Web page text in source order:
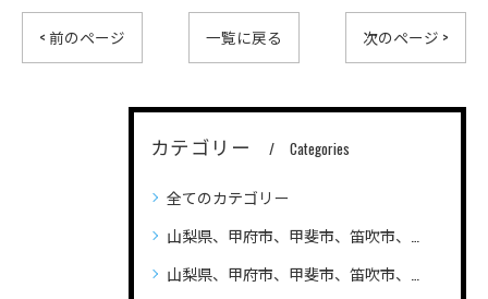
< 前のページ 一覧に戻る 次のページ >
カテゴリー Categories
全てのカテゴリー
山梨県、甲府市、甲斐市、笛吹市、昭和町、
山梨県、甲府市、甲斐市、笛吹市、昭和町、自動車（普通車、軽自動車、ハイブリッド車）の車検、整備、修理なら笛吹市のLandAuto（ランドオート）へご相談ください 安い